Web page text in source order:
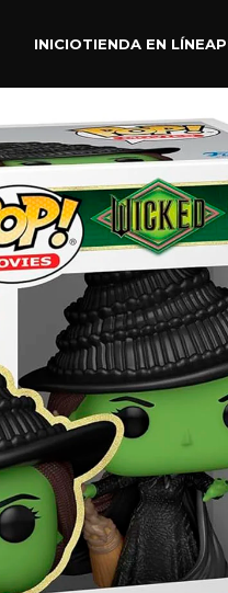
INICIOTIENDA EN LÍNEA